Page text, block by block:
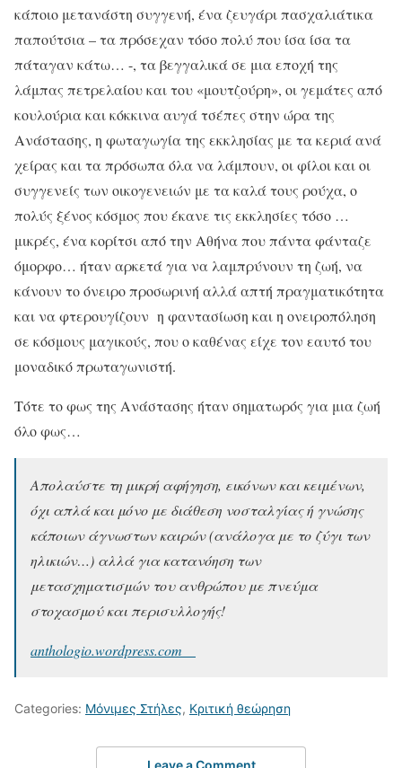
κάποιο μετανάστη συγγενή, ένα ζευγάρι πασχαλιάτικα
παπούτσια – τα πρόσεχαν τόσο πολύ που ίσα ίσα τα
πάταγαν κάτω… -, τα βεγγαλικά σε μια εποχή της
λάμπας πετρελαίου και του «μουτζούρη», οι γεμάτες από
κουλούρια και κόκκινα αυγά τσέπες στην ώρα της
Ανάστασης, η φωταγωγία της εκκλησίας με τα κεριά ανά
χείρας και τα πρόσωπα όλα να λάμπουν, οι φίλοι και οι
συγγενείς των οικογενειών με τα καλά τους ρούχα, ο
πολύς ξένος κόσμος που έκανε τις εκκλησίες τόσο …
μικρές, ένα κορίτσι από την Αθήνα που πάντα φάνταζε
όμορφο… ήταν αρκετά για να λαμπρύνουν τη ζωή, να
κάνουν το όνειρο προσωρινή αλλά απτή πραγματικότητα
και να φτερουγίζουν η φαντασίωση και η ονειροπόληση
σε κόσμους μαγικούς, που ο καθένας είχε τον εαυτό του
μοναδικό πρωταγωνιστή.
Τότε το φως της Ανάστασης ήταν σηματωρός για μια ζωή
όλο φως…
Απολαύστε τη μικρή αφήγηση, εικόνων και κειμένων,
όχι απλά και μόνο με διάθεση νοσταλγίας ή γνώσης
κάποιων άγνωστων καιρών (ανάλογα με το ζύγι των
ηλικιών…) αλλά για κατανόηση των
μετασχηματισμών του ανθρώπου με πνεύμα
στοχασμού και περισυλλογής!
anthologio.wordpress.com
Categories: Μόνιμες Στήλες, Κριτική θεώρηση
Leave a Comment